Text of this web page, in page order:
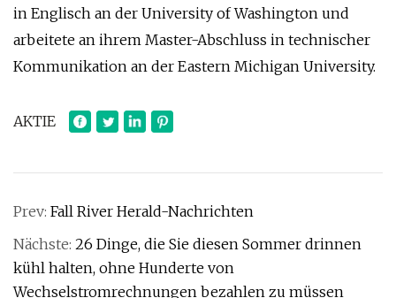
in Englisch an der University of Washington und
arbeitete an ihrem Master-Abschluss in technischer
Kommunikation an der Eastern Michigan University.
AKTIE
Prev: Fall River Herald-Nachrichten
Nächste: 26 Dinge, die Sie diesen Sommer drinnen
kühl halten, ohne Hunderte von
Wechselstromrechnungen bezahlen zu müssen